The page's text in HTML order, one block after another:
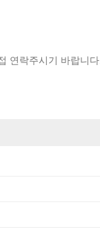
연락주시기 바랍니다.